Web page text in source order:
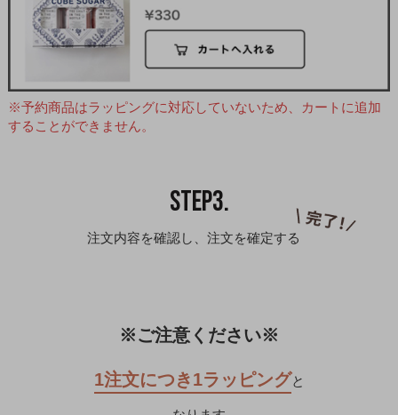
※予約商品はラッピングに対応していないため、カートに追加
することができません。
STEP3.
注文内容を確認し、注文を確定する
※ご注意ください※
1注文につき1ラッピングと